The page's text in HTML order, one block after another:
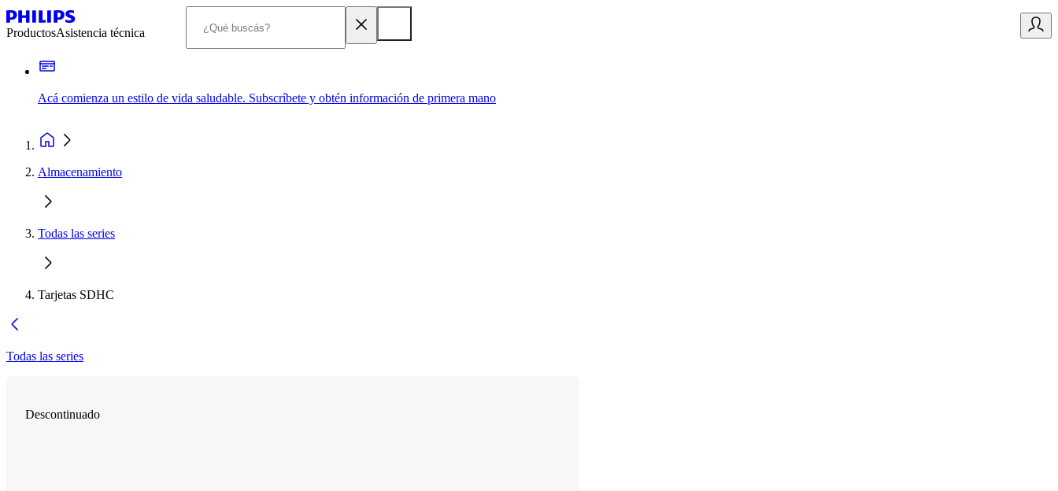
ProductosAsistencia técnica
Acá comienza un estilo de vida saludable. Subscríbete y obtén información de primera mano
Almacenamiento
Todas las series
Tarjetas SDHC
Todas las series
Descontinuado